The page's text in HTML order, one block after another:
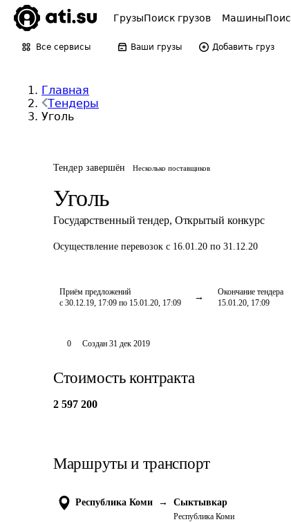
ГрузыПоиск грузов Машины
Все сервисы Ваши грузы Добавить груз
Главная
Тендеры
Уголь
Тендер завершён Несколько поставщиков
Уголь
Государственный тендер, Открытый конкурс
Осуществление перевозок с 16.01.20 по 31.12.20
Приём предложений
с 30.12.19, 17:09 по 15.01.20, 17:09
Окончание тендера
15.01.20, 17:09
0 Создан 31 дек 2019
Стоимость контракта
2 597 200
Маршруты и транспорт
Республика Коми → Сыктывкар
Республика Коми